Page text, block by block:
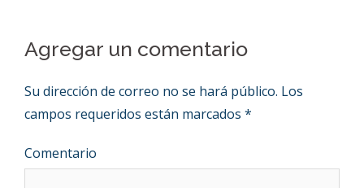
Agregar un comentario
Su dirección de correo no se hará público. Los
campos requeridos están marcados *
Comentario